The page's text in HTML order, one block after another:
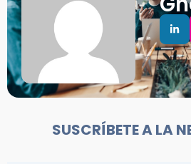
SUSCRÍBETE A LA